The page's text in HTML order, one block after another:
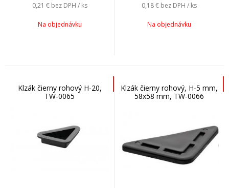
0,21 € bez DPH / ks
Na objednávku
0,18 € bez DPH / ks
Na objednávku
Klzák čierny rohový H-20,
TW-0065
Klzák čierny rohový, H-5 mm,
58x58 mm, TW-0066